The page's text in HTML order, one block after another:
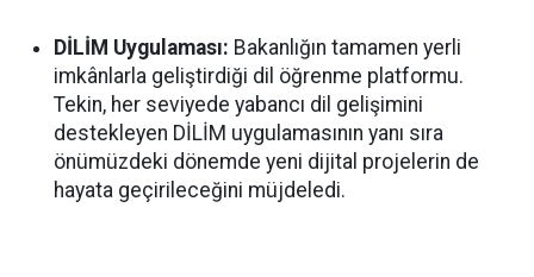
DİLİM Uygulaması: Bakanlığın tamamen yerli
imkânlarla geliştirdiği dil öğrenme platformu.
Tekin, her seviyede yabancı dil gelişimini
destekleyen DİLİM uygulamasının yanı sıra
önümüzdeki dönemde yeni dijital projelerin de
hayata geçirileceğini müjdeledi.